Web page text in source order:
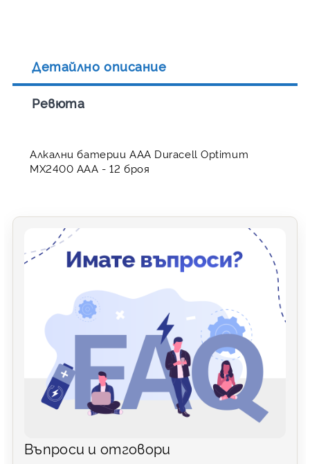
Детайлно описание
Ревюта
Алкални батерии ААА Duracell Optimum
MX2400 AAA - 12 броя
Въпроси и отговори